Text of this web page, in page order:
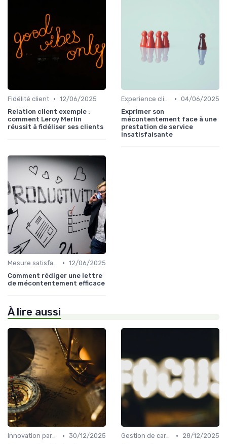
Fidélité client • 12/06/2025
Relation client exemple :
comment Leroy Merlin
réussit à fidéliser ses clients
Experience client • 04/06/2025
Exprimer son
mécontentement face à une
prestation de service
insatisfaisante
Mesure satisfaction • 12/06/2025
Comment rédiger une lettre
de mécontentement efficace
À lire aussi
Innovation parcours client • 30/12/2025
Gestion de carrière •
28/12/2025